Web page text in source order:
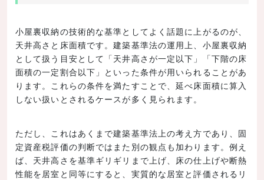
小屋裏収納の技術的な基準としてよく話題に上がるのが、
天井高さと床面積です。建築基準法の運用上、小屋裏収納
として扱う目安として「天井高さが一定以下」「下階の床
面積の一定割合以下」といった条件が用いられることがあ
ります。これらの条件を満たすことで、延べ床面積に算入
しない扱いとされるケースが多く見られます。
ただし、これはあくまで建築基準法上の考え方であり、固
定資産税評価の判断ではまた別の観点も加わります。例え
ば、天井高さを基準ギリギリまで上げ、床の仕上げや断熱
性能を居室と同等にすると、実質的な居室と評価されるリ